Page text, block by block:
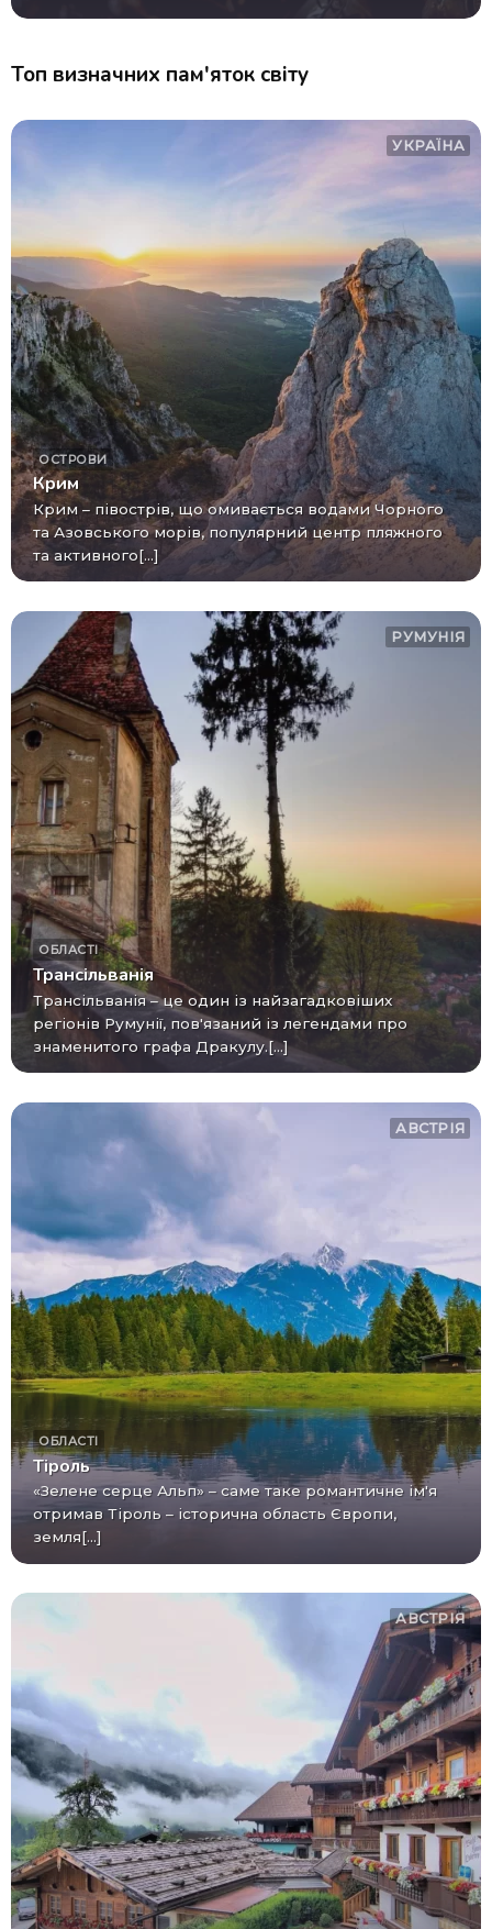
Топ визначних пам'яток світу
УКРАЇНА
ОСТРОВИ
Крим
Крим – півострів, що омивається водами Чорного
та Азовського морів, популярний центр пляжного
та активного[...]
РУМУНІЯ
ОБЛАСТІ
Трансільванія
Трансільванія – це один із найзагадковіших
регіонів Румунії, пов'язаний із легендами про
знаменитого графа Дракулу.[...]
АВСТРІЯ
ОБЛАСТІ
Тіроль
«Зелене серце Альп» – саме таке романтичне ім'я
отримав Тіроль – історична область Європи,
земля[...]
АВСТРІЯ